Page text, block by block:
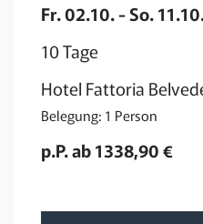
Fr. 02.10. - So.
10 Tage
Hotel Fattoria
Belegung: 1 Person
p.P. ab 1338,90 €